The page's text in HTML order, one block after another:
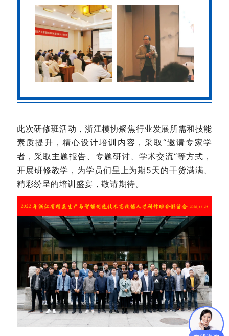
此次研修班活动，浙江模协聚焦行业发展所需和技能
素质提升，精心设计培训内容，采取“邀请专家学
者，采取主题报告、专题研讨、学术交流“等方式，
开展研修教学，为学员们呈上为期5天的干货满满、
精彩纷呈的培训盛宴，敬请期待。